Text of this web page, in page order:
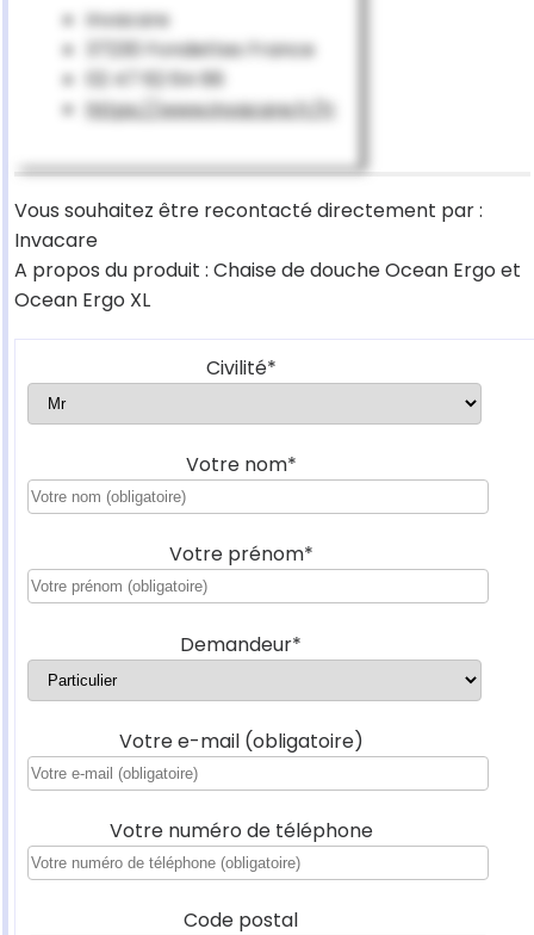
Invacare
37230 Fondettes France
02 47 62 64 66
https://www.invacare.fr/fr
Vous souhaitez être recontacté directement par :
Invacare
A propos du produit : Chaise de douche Ocean Ergo et
Ocean Ergo XL
Civilité*
Votre nom*
Votre prénom*
Demandeur*
Votre e-mail (obligatoire)
Votre numéro de téléphone
Code postal